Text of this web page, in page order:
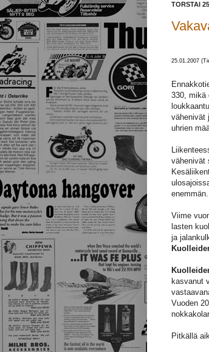
TORSTAI
25.01.2007
330, mikä
vähenivät
uhrien
vähenivät
enemmän.
Viime
lasten
ja
kasvanut
Vuoden
Pitkällä